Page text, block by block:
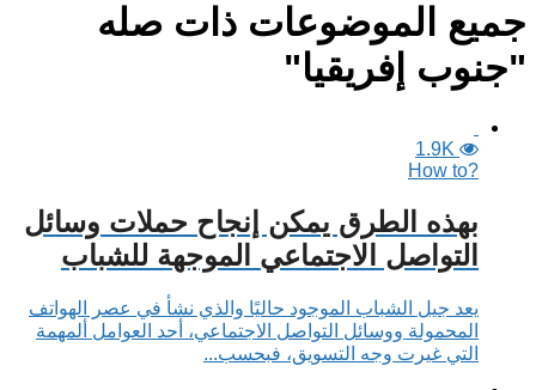
جميع الموضوعات ذات صله
"جنوب إفريقيا"
1.9K
?How to
بهذه الطرق يمكن إنجاح حملات وسائل
التواصل الاجتماعي الموجهة للشباب
يعد جيل الشباب الموجود حاليًا والذي نشأ في عصر الهواتف
المحمولة ووسائل التواصل الاجتماعي، أحد العوامل ألمهمة
التي غيرت وجه التسويق، فبحسب...